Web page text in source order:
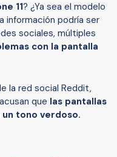
11? ¿Ya sea el modelo
información podría ser
sociales, múltiples
con la pantalla
la red social Reddit,
que las pantallas
tono verdoso.